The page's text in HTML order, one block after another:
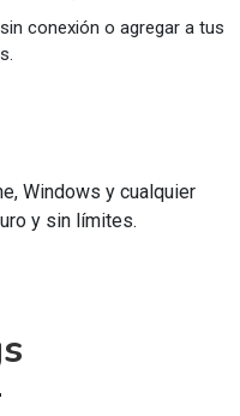
conexión o agregar a tus
Windows y cualquier
y sin límites.